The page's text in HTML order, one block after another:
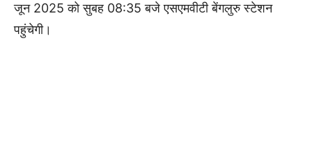
जून 2025 को सुबह 08:35 बजे एसएमवीटी बेंगलुरु स्टेशन
पहुंचेगी।